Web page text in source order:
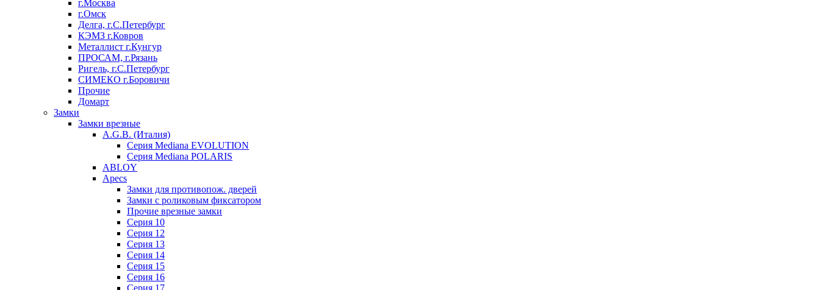
г.Москва
г.Омск
Делга, г.С.Петербург
КЭМЗ г.Ковров
Металлист г.Кунгур
ПРОСАМ, г.Рязань
Ригель, г.С.Петербург
СИМЕКО г.Боровичи
Прочие
Домарт
Замки
Замки врезные
A.G.B. (Италия)
Серия Mediana EVOLUTION
Серия Mediana POLARIS
ABLOY
Apecs
Замки для противопож. дверей
Замки с роликовым фиксатором
Прочие врезные замки
Серия 10
Серия 12
Серия 13
Серия 14
Серия 15
Серия 16
Серия 17